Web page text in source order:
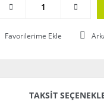
TAKSIT